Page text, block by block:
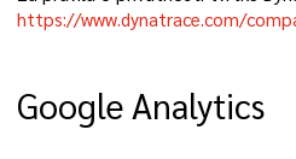
https://www.dynatrace.com/
Google Analytics